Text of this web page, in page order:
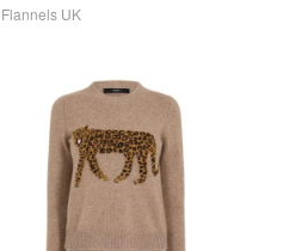
Flannels UK